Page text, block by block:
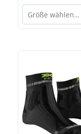
Größe wählen…